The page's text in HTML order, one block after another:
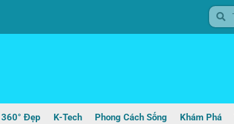
360° Đẹp K-Tech Phong Cách Sống Khám Phá